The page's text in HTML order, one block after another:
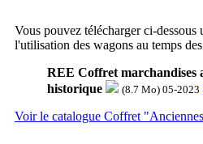
Vous pouvez télécharger ci-
l'utilisation des wagons au temps
REE Coffret marchandises
historique
(8.7 Mo) 05-2023
Voir le catalogue Coffret